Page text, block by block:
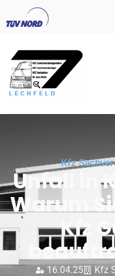
Kfz
Unfall in
Warum
Kfz
16.04.25 Kfz